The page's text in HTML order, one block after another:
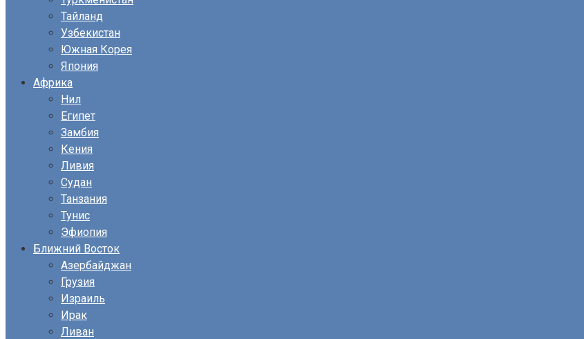
Тайланд
Узбекистан
Южная Корея
Япония
Африка
Нил
Египет
Замбия
Кения
Ливия
Судан
Танзания
Тунис
Эфиопия
Ближний Восток
Азербайджан
Грузия
Израиль
Ирак
Ливан